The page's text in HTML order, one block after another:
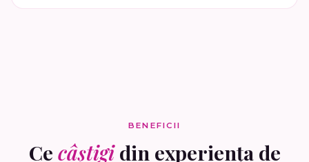
BENEFICII
Ce câștigidin experiența de